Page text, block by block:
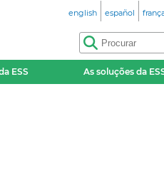
english español
ESS As soluções da